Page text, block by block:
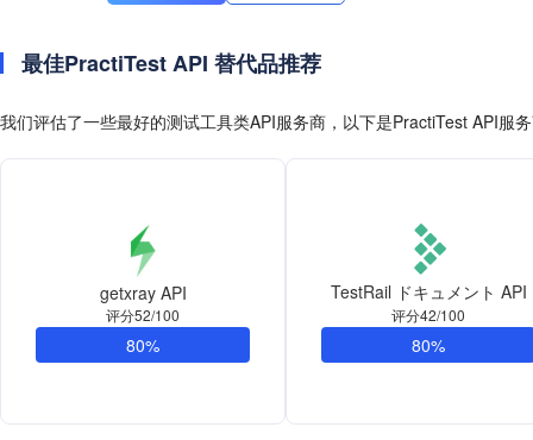
最佳PractiTest API 替代品推荐
我们评估了一些最好的测试工具类API服务商，以下是PractiTest API服
getxray API
评分52/100
80%
TestRail ドキュメント API
评分42/100
80%